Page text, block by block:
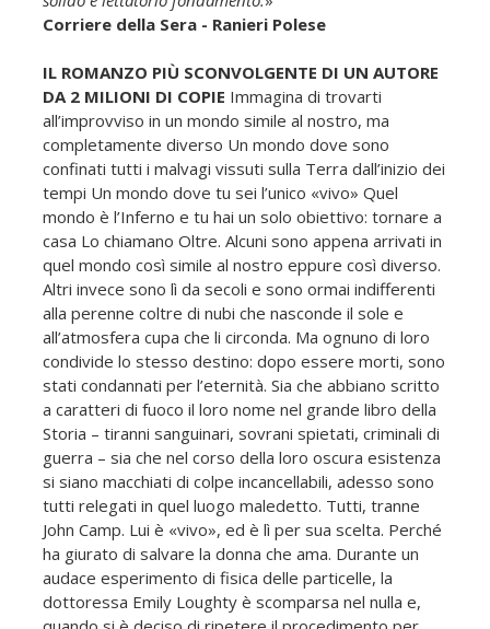
Corriere della Sera - Ranieri Polese
IL ROMANZO PIÙ SCONVOLGENTE DI UN AUTORE
DA 2 MILIONI DI COPIE
all’improvviso in un mondo simile al nostro, ma
completamente diverso Un mondo dove sono
confinati tutti i malvagi vissuti sulla Terra dall’inizio dei
tempi Un mondo dove tu sei l’unico «vivo» Quel
mondo è l’Inferno e tu hai un solo obiettivo: tornare a
casa Lo chiamano Oltre. Alcuni sono appena arrivati in
quel mondo così simile al nostro eppure così diverso.
Altri invece sono lì da secoli e sono ormai indifferenti
alla perenne coltre di nubi che nasconde il sole e
all’atmosfera cupa che li circonda. Ma ognuno di loro
condivide lo stesso destino: dopo essere morti, sono
stati condannati per l’eternità. Sia che abbiano scritto
a caratteri di fuoco il loro nome nel grande libro della
Storia – tiranni sanguinari, sovrani spietati, criminali di
guerra – sia che nel corso della loro oscura esistenza
si siano macchiati di colpe incancellabili, adesso sono
tutti relegati in quel luogo maledetto. Tutti, tranne
John Camp. Lui è «vivo», ed è lì per sua scelta. Perché
ha giurato di salvare la donna che ama. Durante un
audace esperimento di fisica delle particelle, la
dottoressa Emily Loughty è scomparsa nel nulla e,